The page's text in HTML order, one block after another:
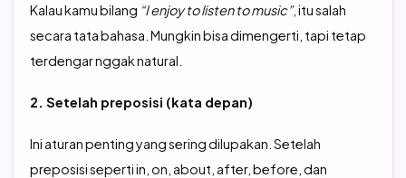
Kalau kamu bilang “I enjoy to listen to music”, itu salah
secara tata bahasa. Mungkin bisa dimengerti, tapi tetap
terdengar nggak natural.
2. Setelah preposisi (kata depan)
Ini aturan penting yang sering dilupakan. Setelah
preposisi seperti in, on, about, after, before, dan